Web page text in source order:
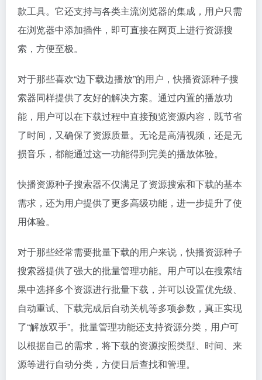
款工具。它还支持与各类主流浏览器的集成，用户只需
在浏览器中添加插件，即可直接在网页上进行资源搜
索，方便至极。
对于那些喜欢“边下载边播放”的用户，快播资源种子搜
索器同样提供了友好的解决方案。通过内置的播放功
能，用户可以在下载过程中直接预览资源内容，既节省
了时间，又确保了资源质量。无论是高清视频，还是无
损音乐，都能通过这一功能得到完美的播放体验。
快播资源种子搜索器不仅满足了资源搜索和下载的基本
需求，还为用户提供了更多高级功能，进一步提升了使
用体验。
对于那些经常需要批量下载的用户来说，快播资源种子
搜索器提供了强大的批量管理功能。用户可以在搜索结
果中选择多个资源进行批量下载，并可以设置优先级、
自动重试、下载完成后自动关机等多项参数，真正实现
了“解放双手”。批量管理功能还支持资源分类，用户可
以根据自己的需求，将下载的资源按照类型、时间、来
源等进行自动分类，方便日后查找和管理。